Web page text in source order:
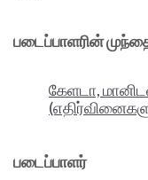
படைப்பாளரின்
கேளடா,
படைப்பாளர்